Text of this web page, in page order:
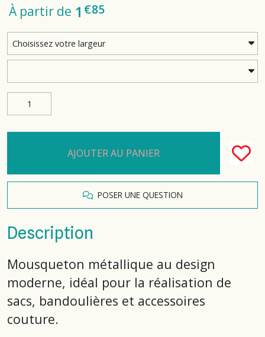
À partir de 1 €85
AJOUTER AU PANIER
POSER UNE QUESTION
Description
Mousqueton métallique au design
moderne, idéal pour la réalisation de
sacs, bandoulières et accessoires
couture.